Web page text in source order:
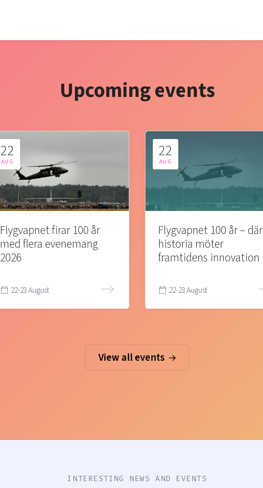
Upcoming events
22
AUG
Flygvapnet firar 100 år
med flera evenemang
2026
22-23 August
22
AUG
Flygvapnet 100 år – där
historia möter
framtidens innovation
22-23 August
View all events
INTERESTING NEWS AND EVENTS